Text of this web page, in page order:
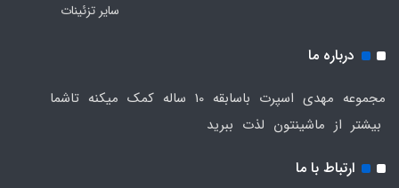
سایر تزئینات
درباره ما
مجموعه مهدی اسپرت باسابقه 10 ساله کمک میکنه تاشما
بیشتر از ماشینتون لذت ببرید
ارتباط با ما